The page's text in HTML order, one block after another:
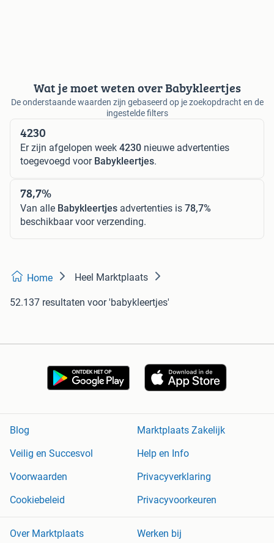
Wat je moet weten over Babykleertjes
De onderstaande waarden zijn gebaseerd op je zoekopdracht en de
ingestelde filters
4230
Er zijn afgelopen week 4230 nieuwe advertenties
toegevoegd voor Babykleertjes.
78,7%
Van alle Babykleertjes advertenties is 78,7%
beschikbaar voor verzending.
Home Heel Marktplaats
52.137 resultaten voor 'babykleertjes'
Blog
Marktplaats Zakelijk
Veilig en Succesvol
Help en Info
Voorwaarden
Privacyverklaring
Cookiebeleid
Privacyvoorkeuren
Over Marktplaats Werken bij